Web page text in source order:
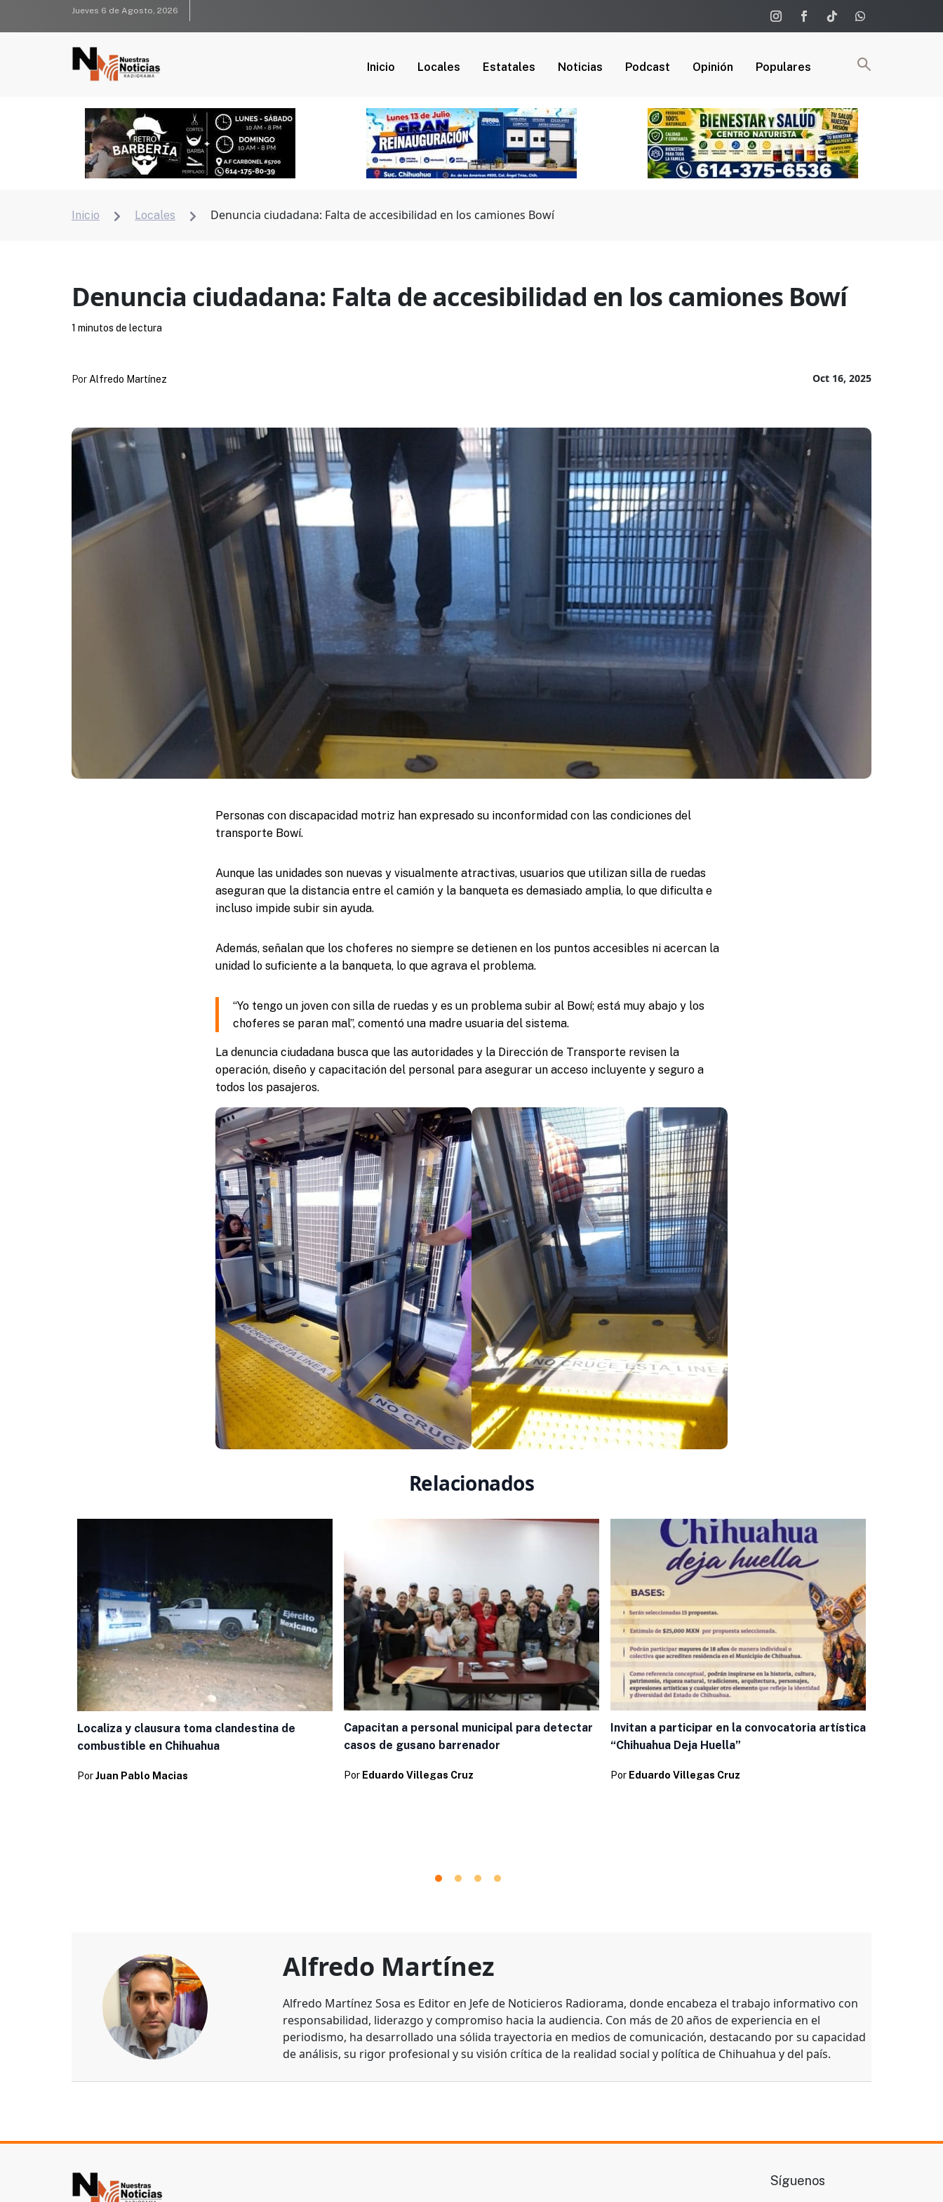
Jueves 6 de Agosto, 2026
Inicio Locales Estatales Noticias Podcast Opinión Populares
Inicio  Locales  Denuncia ciudadana: Falta de accesibilidad en los camiones Bowí
Denuncia ciudadana: Falta de accesibilidad en los camiones Bowí
Oct 16, 2025
Por Alfredo Martínez
1 minutos de lectura
Personas con discapacidad motriz han expresado su inconformidad con las condiciones del
transporte Bowí.
Aunque las unidades son nuevas y visualmente atractivas, usuarios que utilizan silla de ruedas
aseguran que la distancia entre el camión y la banqueta es demasiado amplia, lo que dificulta e
incluso impide subir sin ayuda.
Además, señalan que los choferes no siempre se detienen en los puntos accesibles ni acercan la
unidad lo suficiente a la banqueta, lo que agrava el problema.
“Yo tengo un joven con silla de ruedas y es un problema subir al Bowí; está muy abajo y los
choferes se paran mal”, comentó una madre usuaria del sistema.
La denuncia ciudadana busca que las autoridades y la Dirección de Transporte revisen la
operación, diseño y capacitación del personal para asegurar un acceso incluyente y seguro a
todos los pasajeros.
Relacionados
Localiza y clausura toma clandestina de
combustible en Chihuahua
PorJuan Pablo Macias
Capacitan a personal municipal para detectar
casos de gusano barrenador
Por Eduardo Villegas Cruz
Invitan a participar en la convocatoria artística
“Chihuahua Deja Huella”
Por Eduardo Villegas Cruz
Alfredo Martínez
Alfredo Martínez Sosa es Editor en Jefe de Noticieros Radiorama, donde encabeza el trabajo informativo con
responsabilidad, liderazgo y compromiso hacia la audiencia. Con más de 20 años de experiencia en el
periodismo, ha desarrollado una sólida trayectoria en medios de comunicación, destacando por su capacidad
de análisis, su rigor profesional y su visión crítica de la realidad social y política de Chihuahua y del país.
Síguenos